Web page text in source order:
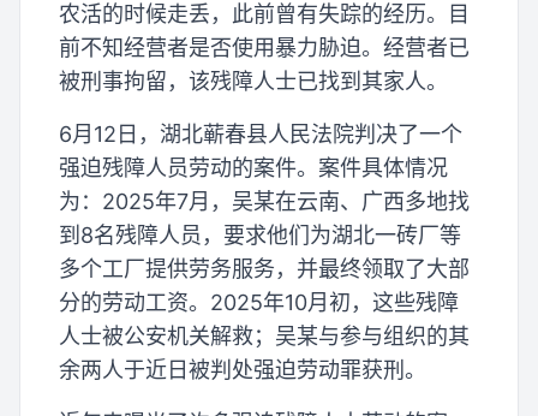
农活的时候走丢，此前曾有失踪的经历。目
前不知经营者是否使用暴力胁迫。经营者已
被刑事拘留，该残障人士已找到其家人。
6月12日，湖北蕲春县人民法院判决了一个
强迫残障人员劳动的案件。案件具体情况
为：2025年7月，吴某在云南、广西多地找
到8名残障人员，要求他们为湖北一砖厂等
多个工厂提供劳务服务，并最终领取了大部
分的劳动工资。2025年10月初，这些残障
人士被公安机关解救；吴某与参与组织的其
余两人于近日被判处强迫劳动罪获刑。